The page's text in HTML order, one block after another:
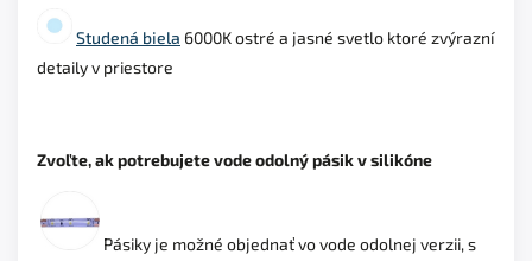
Studená biela 6000K ostré a jasné svetlo ktoré zvýrazní
detaily v priestore
Zvoľte, ak potrebujete vode odolný pásik v silikóne
Pásiky je možné objednať vo vode odolnej verzii, s